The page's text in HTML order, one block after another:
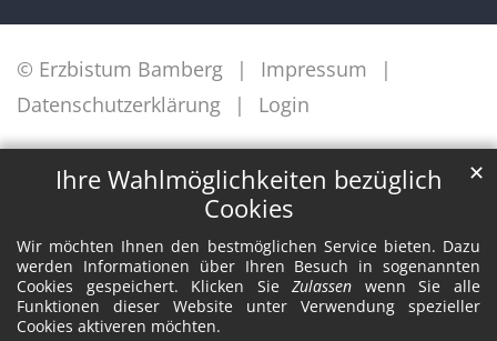
Ihre Wahlmöglichkeiten bezüglich
Cookies
Wir möchten Ihnen den bestmöglichen Service bieten. Dazu
werden Informationen über Ihren Besuch in sogenannten
Cookies gespeichert. Klicken SieZulassen wenn Sie alle
Funktionen dieser Website unter Verwendung spezieller
Cookies aktiveren möchten.
✕
© Erzbistum Bamberg
Impressum
Datenschutzerklärung
Login